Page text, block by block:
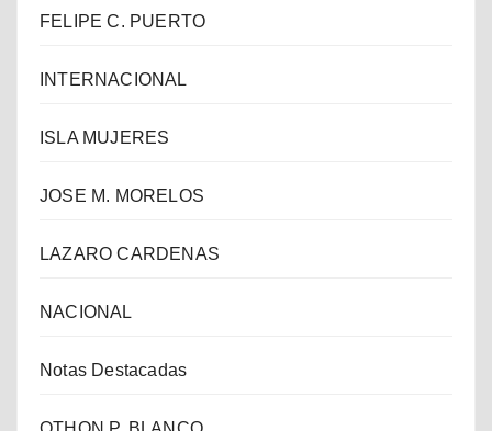
FELIPE C. PUERTO
INTERNACIONAL
ISLA MUJERES
JOSE M. MORELOS
LAZARO CARDENAS
NACIONAL
Notas Destacadas